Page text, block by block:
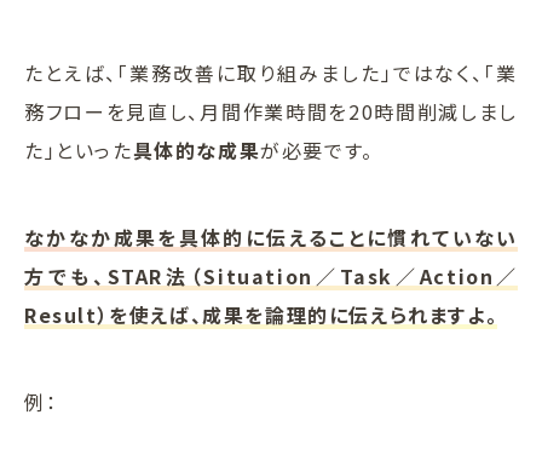
たとえば、「業務改善に取り組みました」ではなく、「業
務フローを見直し、月間作業時間を20時間削減しまし
た」といった具体的な成果が必要です。
なかなか成果を具体的に伝えることに慣れていない
方でも、STAR法（Situation／Task／Action／
Result）を使えば、成果を論理的に伝えられますよ。
例：